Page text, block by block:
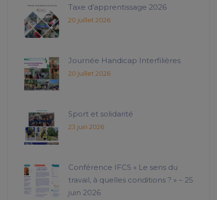
Taxe d’apprentissage 2026
20 juillet 2026
Journée Handicap Interfilières
20 juillet 2026
Sport et solidarité
23 juin 2026
Conférence IFCS « Le sens du
travail, à quelles conditions ? » – 25
juin 2026